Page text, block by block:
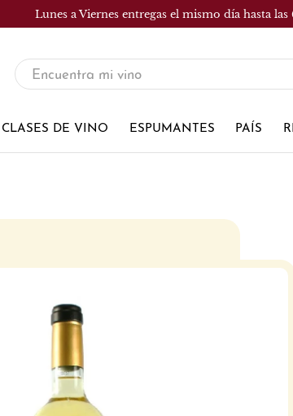
Lunes a Viernes entregas el mismo día hasta
CLASES DE VINO ESPUMANTES PAÍS